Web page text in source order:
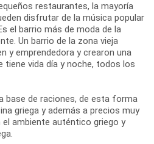
restaurantes, la mayoría
disfrutar de la música popular
el barrio más de moda de la
Un barrio de la zona vieja
y emprendedora y crearon una
tiene vida día y noche, todos los
base de raciones, de esta forma
griega y además a precios muy
ambiente auténtico griego y